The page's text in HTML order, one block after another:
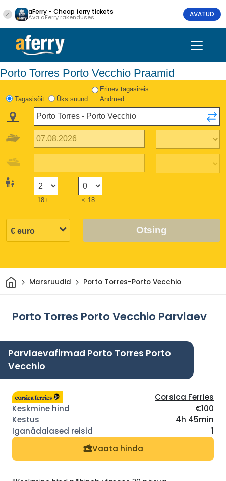
aFerry - Cheap ferry tickets
Ava aFerry rakenduses AVATUD
Porto Torres Porto Vecchio Praamid
Tagasisõit Üks suund
Erinev tagasireis
Andmed
18+ < 18
Otsing
Avaleht
Marsruudid Porto Torres-Porto Vecchio
Porto Torres Porto Vecchio Parvlaev
Parvlaevafirmad Porto Torres Porto
Vecchio
Corsica Ferries
€100
4h 45min
1
Vaata hinda